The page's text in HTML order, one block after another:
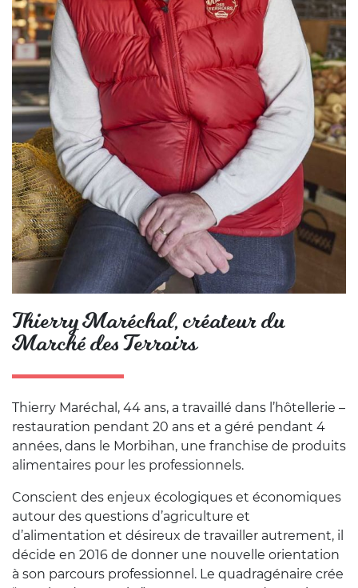
Thierry Maréchal, créateur du
Marché des Terroirs
Thierry Maréchal, 44 ans, a travaillé dans l’hôtellerie –
restauration pendant 20 ans et a géré pendant 4
années, dans le Morbihan, une franchise de produits
alimentaires pour les professionnels.
Conscient des enjeux écologiques et économiques
autour des questions d’agriculture et
d’alimentation et désireux de travailler autrement, il
décide en 2016 de donner une nouvelle orientation
à son parcours professionnel. Le quadragénaire crée